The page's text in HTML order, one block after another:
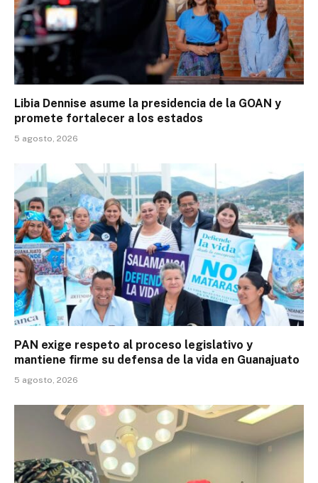
Libia Dennise asume la presidencia de la GOAN y
promete fortalecer a los estados
5 agosto, 2026
PAN exige respeto al proceso legislativo y
mantiene firme su defensa de la vida en Guanajuato
5 agosto, 2026